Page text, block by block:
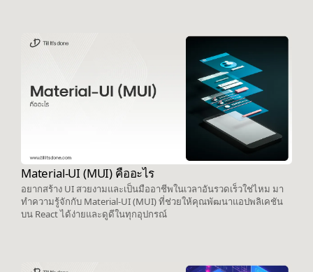
Material-UI (MUI) คืออะไร
อยากสร้าง UI สวยงามและเป็นมืออาชีพในเวลาอันรวดเร็วใช่ไหม มา
ทำความรู้จักกับ Material-UI (MUI) ที่ช่วยให้คุณพัฒนาแอปพลิเคชัน
บน React ได้ง่ายและดูดีในทุกอุปกรณ์